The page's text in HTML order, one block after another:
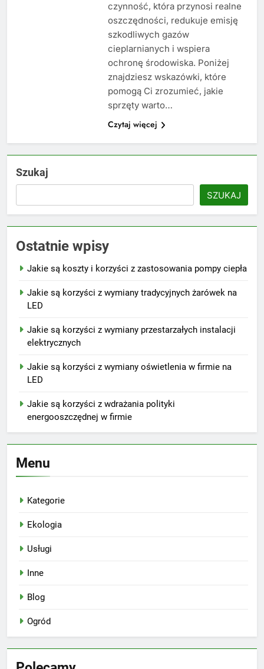
czynność, która przynosi realne
oszczędności, redukuje emisję
szkodliwych gazów
cieplarnianych i wspiera
ochronę środowiska. Poniżej
znajdziesz wskazówki, które
pomogą Ci zrozumieć, jakie
sprzęty warto…
Czytaj więcej
Szukaj
SZUKAJ
Ostatnie wpisy
Jakie są koszty i korzyści z zastosowania pompy ciepła
Jakie są korzyści z wymiany tradycyjnych żarówek na
LED
Jakie są korzyści z wymiany przestarzałych instalacji
elektrycznych
Jakie są korzyści z wymiany oświetlenia w firmie na
LED
Jakie są korzyści z wdrażania polityki
energooszczędnej w firmie
Menu
Kategorie
Ekologia
Usługi
Inne
Blog
Ogród